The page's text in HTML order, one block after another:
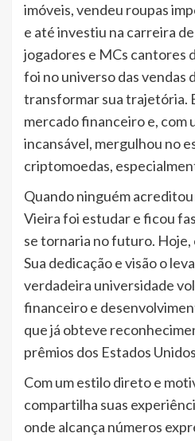
imóveis, vendeu roupas
e até investiu na carreira
jogadores e MCs cantores
foi no universo das vendas
transformar sua trajetória.
mercado financeiro e, com
incansável, mergulhou no
criptomoedas,
Quando ninguém acreditou
Vieira foi estudar e ficou
se tornaria no futuro. Hoje,
Sua dedicação e visão o
verdadeira universidade
financeiro e
que já obteve
prêmios dos Estados
Com um estilo direto e
compartilha suas
onde alcança números